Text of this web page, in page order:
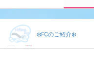
❄️FCのご紹介❄️